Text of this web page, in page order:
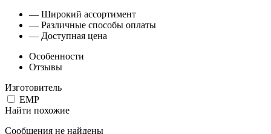
— Широкий ассортимент
— Различные способы оплаты
— Доступная цена
Особенности
Отзывы
Изготовитель
EMP
Найти похожие
Сообщения не найдены